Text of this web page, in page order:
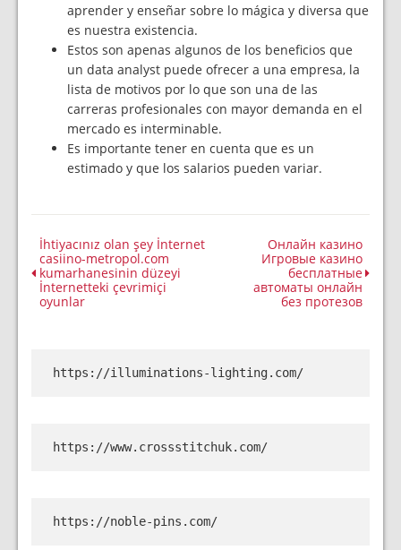
aprender y enseñar sobre lo mágica y diversa que
es nuestra existencia.
Estos son apenas algunos de los beneficios que
un data analyst puede ofrecer a una empresa, la
lista de motivos por lo que son una de las
carreras profesionales con mayor demanda en el
mercado es interminable.
Es importante tener en cuenta que es un
estimado y que los salarios pueden variar.
İhtiyacınız olan şey İnternet
casiino-metropol.com
kumarhanesinin düzeyi
İnternetteki çevrimiçi
oyunlar
Онлайн казино
Игровые казино
бесплатные
автоматы онлайн
без протезов
https://illuminations-lighting.com/
https://www.crossstitchuk.com/
https://noble-pins.com/